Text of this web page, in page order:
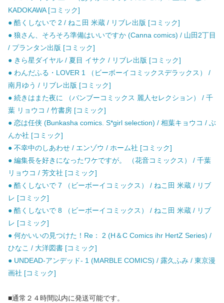
KADOKAWA [コミック]
● 酷くしないで 2 / ねこ田 米蔵 / リブレ出版 [コミック]
● 狼さん、そろそろ準備はいいですか (Canna comics) / 山田2丁目
/ プランタン出版 [コミック]
● きら星ダイヤル / 夏目 イサク / リブレ出版 [コミック]
● わんだふる・LOVER 1 （ビーボーイコミックスデラックス） /
南月ゆう / リブレ出版 [コミック]
● 続きはまた夜に （バンブーコミックス 麗人セレクション） / 千
葉 リョウコ / 竹書房 [コミック]
● 恋は任侠 (Bunkasha comics. S*girl selection) / 相葉キョウコ / ぶ
んか社 [コミック]
● 不幸中のしあわせ / エンゾウ / ホーム社 [コミック]
● 編集長を好きになったワケですが。 （花音コミックス） / 千葉
リョウコ / 芳文社 [コミック]
● 酷くしないで 7 （ビーボーイコミックス） / ねこ田 米蔵 / リブ
レ [コミック]
● 酷くしないで 8 （ビーボーイコミックス） / ねこ田 米蔵 / リブ
レ [コミック]
● 何かいいの見つけた！Re： 2 (H＆C Comics ihr HertZ Series) /
ひなこ / 大洋図書 [コミック]
● UNDEAD-アンデッド- 1 (MARBLE COMICS) / 露久ふみ / 東京漫
画社 [コミック]
■通常２４時間以内に発送可能です。